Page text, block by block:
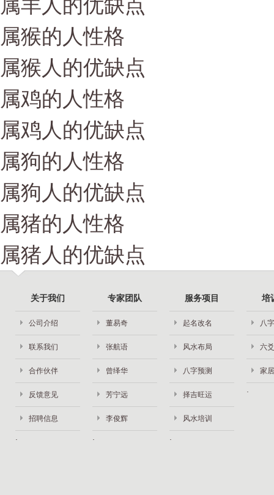
属羊人的优缺点
属猴的人性格
属猴人的优缺点
属鸡的人性格
属鸡人的优缺点
属狗的人性格
属狗人的优缺点
属猪的人性格
属猪人的优缺点
关于我们
公司介绍
联系我们
合作伙伴
反馈意见
招聘信息
专家团队
董易奇
张航语
曾绎华
芳宁远
李俊辉
服务项目
起名改名
风水布局
八字预测
择吉旺运
风水培训
培
八
六
家